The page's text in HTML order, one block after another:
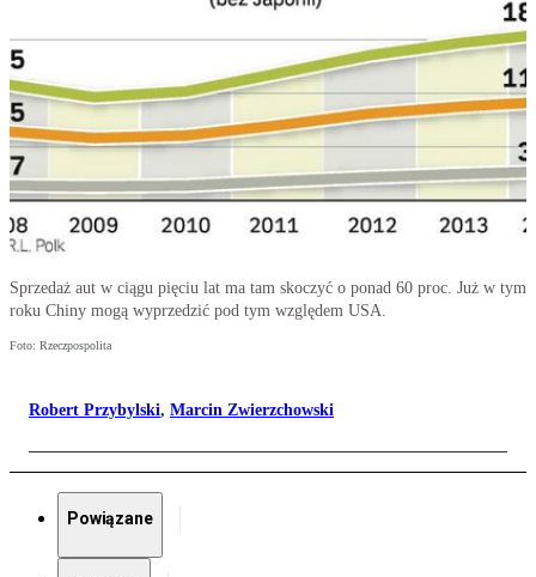
Sprzedaż aut w ciągu pięciu lat ma tam skoczyć o ponad 60 proc. Już w tym
roku Chiny mogą wyprzedzić pod tym względem USA.
Foto: Rzeczpospolita
Robert Przybylski, Marcin Zwierzchowski
Powiązane